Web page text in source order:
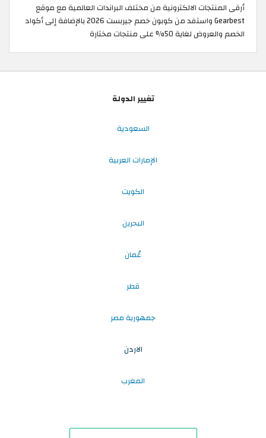
أرقى المنتجات الالكترونية من مختلف البراندات العالمية مع موقع
Gearbest واستفد من كوبون خصم جيربست 2026 بالإضافة إلى أكواد
الخصم والعروض لغاية 50% على منتجات مختارة
تغيير الدولة
السعودية
الإمارات العربية
الكويت
البحرين
عُمان
قطر
جمهورية مصر
الاردن
المغرب